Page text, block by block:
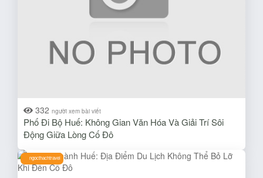
332 người xem bài viết
Phố Đi Bộ Huế: Không Gian Văn Hóa Và Giải Trí Sôi
Động Giữa Lòng Cố Đô
ngocthachtravel